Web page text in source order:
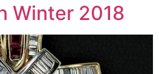
Winter 2018